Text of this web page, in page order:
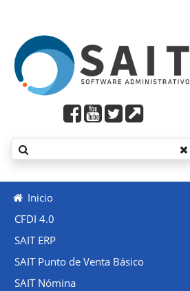
Inicio
CFDI 4.0
SAIT ERP
SAIT Punto de Venta Básico
SAIT Nómina